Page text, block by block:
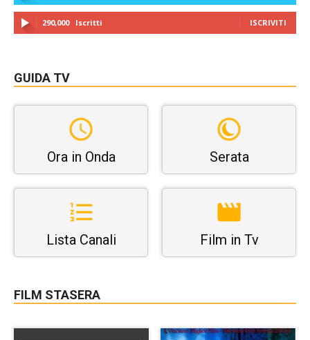
290,000 Iscritti ISCRIVITI
GUIDA TV
Ora in Onda Serata
Lista Canali Film in Tv
FILM STASERA